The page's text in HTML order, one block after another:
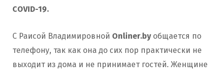
COVID-19.
С Раисой Владимировной Onliner.byобщается по
телефону, так как она до сих пор практически не
выходит из дома и не принимает гостей. Женщине